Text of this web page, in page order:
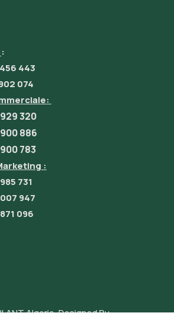
:
443
074
320
886
783
:
731
947
096
Algerie. Designed By